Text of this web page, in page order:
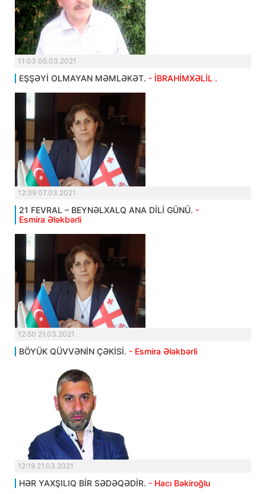
11:03 05.03.2021
EŞŞƏYİ OLMAYAN MƏMLƏKƏT. - İBRAHİMXƏLİL .
12:39 07.03.2021
21 FEVRAL – BEYNƏLXALQ ANA DİLİ GÜNÜ. -
Esmira Ələkbərli
12:50 21.03.2021
BÖYÜK QÜVVƏNİN ÇƏKİSİ. - Esmira Ələkbərli
12:19 21.03.2021
HƏR YAXŞILIQ BİR SƏDƏQƏDİR. - Hacı Bəkiroğlu